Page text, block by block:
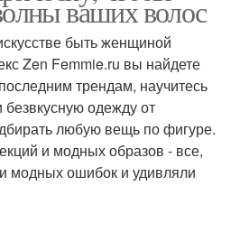
ваших волос
быть женщиной
Zen Femmie.ru вы найдете
трендам, научитесь
одежду от
любую вещь по фигуре.
и модных образов - все,
модных ошибок и удивляли